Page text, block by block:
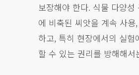
보장해야 한다. 식물 다양성
에 비축된 씨앗을 계속 사용
하고, 특히 현장에서의 실험
할 수 있는 권리를 방해해서